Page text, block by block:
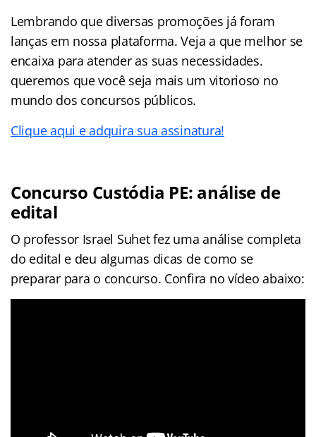
Lembrando que diversas promoções já foram
lanças em nossa plataforma. Veja a que melhor se
encaixa para atender as suas necessidades.
queremos que você seja mais um vitorioso no
mundo dos concursos públicos.
Clique aqui e adquira sua assinatura!
Concurso Custódia PE: análise de
edital
O professor Israel Suhet fez uma análise completa
do edital e deu algumas dicas de como se
preparar para o concurso. Confira no vídeo abaixo: